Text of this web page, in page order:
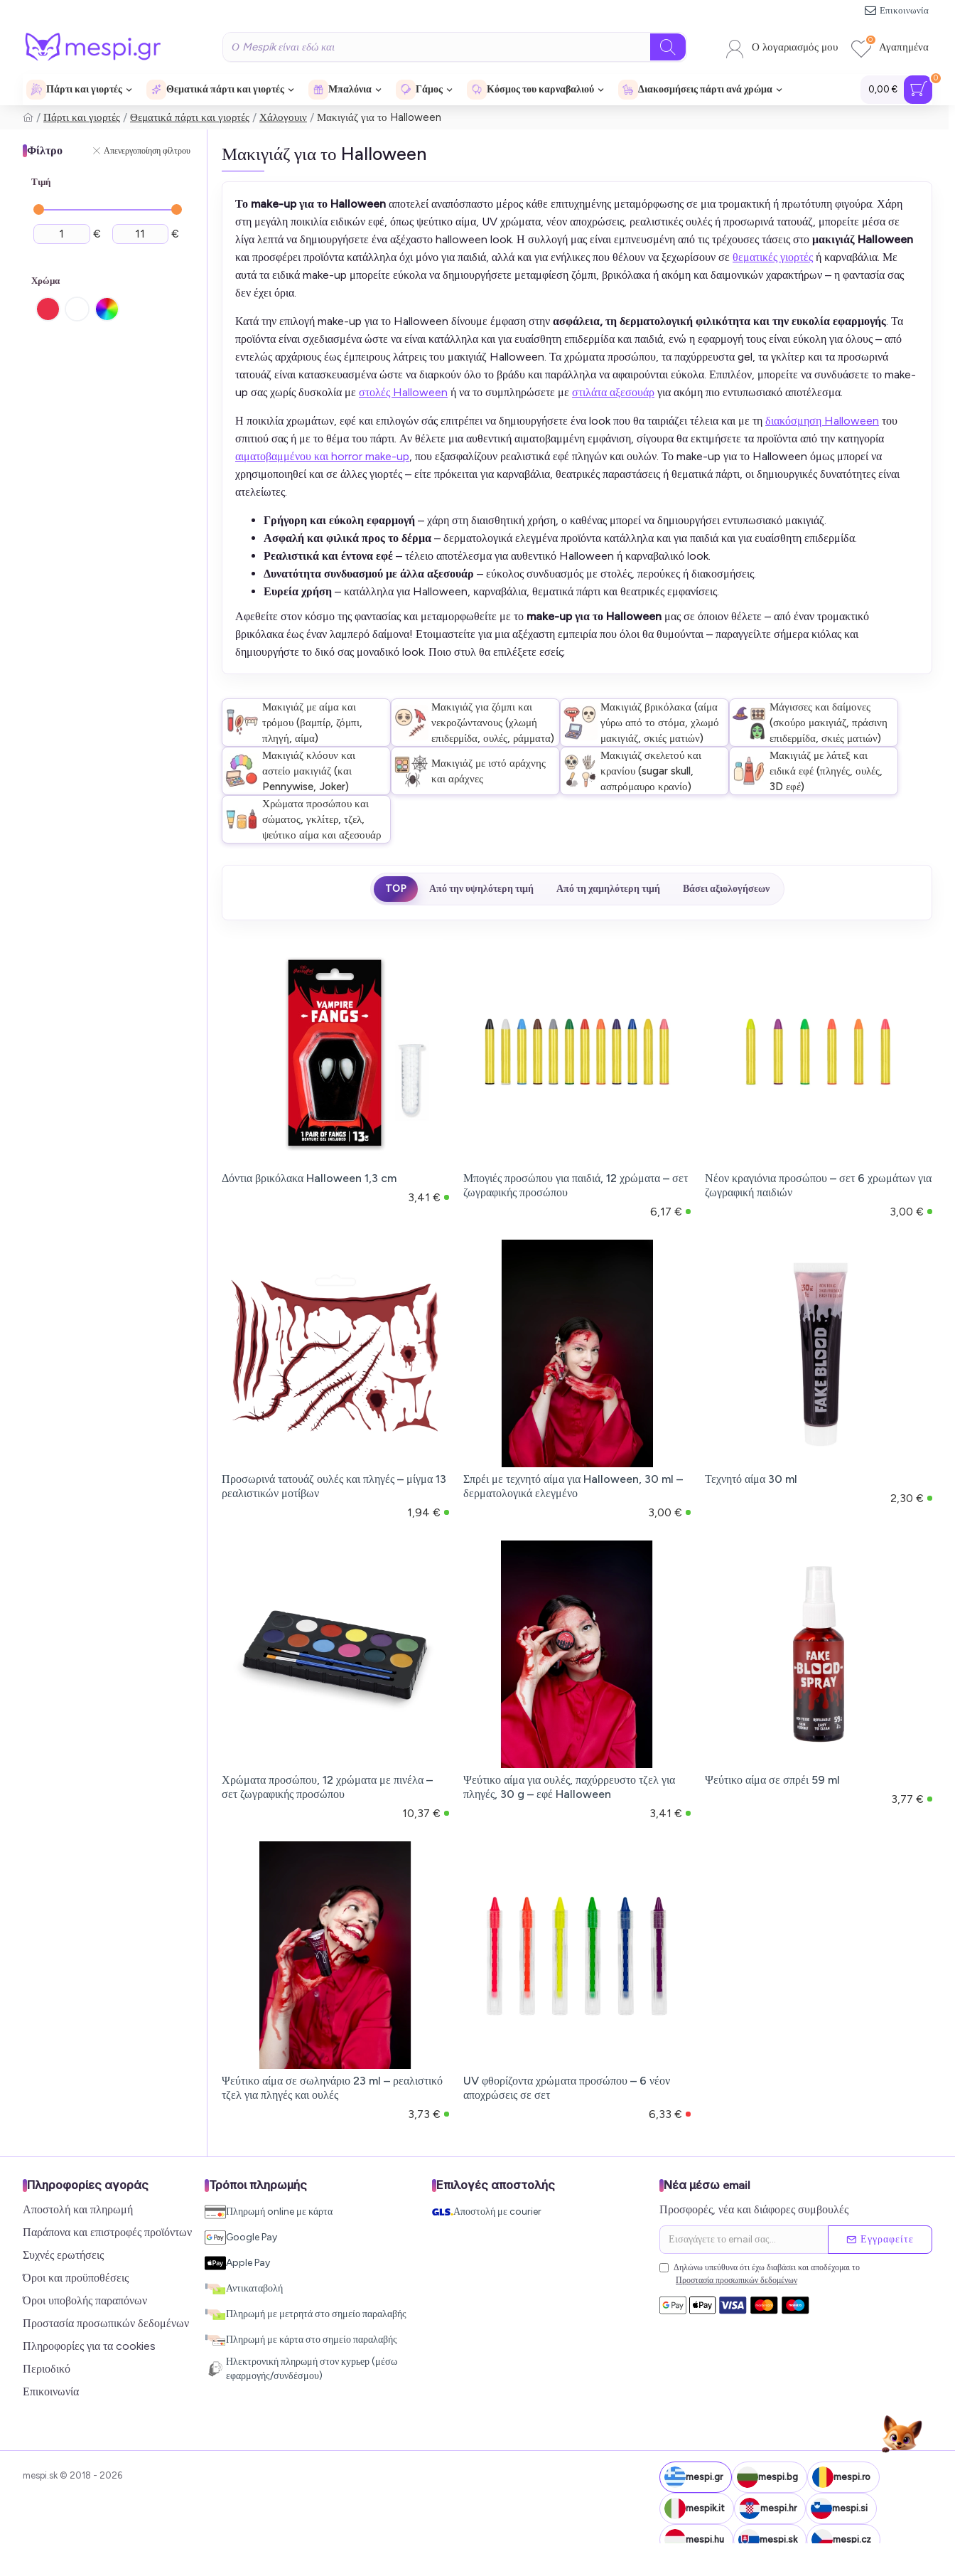
Επικοινωνία
Ο λογαριασμός μου Αγαπημένα
0
Πάρτι και γιορτές Θεματικά πάρτι και γιορτές Μπαλόνια Γάμος Κόσμος του καρναβαλιού Διακοσμήσεις πάρτι ανά χρώμα 0,00 €
0
Πάρτι και γιορτές Θεματικά πάρτι και γιορτές Χάλογουιν Μακιγιάζ για το Halloween
Φίλτρο Απενεργοποίηση φίλτρου
Τιμή
€ €
Χρώμα
Μακιγιάζ για το Halloween
Το make-up για το Halloween αποτελεί αναπόσπαστο μέρος κάθε επιτυχημένης μεταμόρφωσης σε μια τρομακτική ή πρωτότυπη φιγούρα. Χάρη
στη μεγάλη ποικιλία ειδικών εφέ, όπως ψεύτικο αίμα, UV χρώματα, νέον αποχρώσεις, ρεαλιστικές ουλές ή προσωρινά τατουάζ, μπορείτε μέσα σε
λίγα λεπτά να δημιουργήσετε ένα αξέχαστο halloween look. Η συλλογή μας είναι εμπνευσμένη από τις τρέχουσες τάσεις στο μακιγιάζ Halloween
και προσφέρει προϊόντα κατάλληλα όχι μόνο για παιδιά, αλλά και για ενήλικες που θέλουν να ξεχωρίσουν σε θεματικές γιορτές ή καρναβάλια. Με
αυτά τα ειδικά make-up μπορείτε εύκολα να δημιουργήσετε μεταμφίεση ζόμπι, βρικόλακα ή ακόμη και δαιμονικών χαρακτήρων – η φαντασία σας
δεν έχει όρια.
Κατά την επιλογή make-up για το Halloween δίνουμε έμφαση στην ασφάλεια, τη δερματολογική φιλικότητα και την ευκολία εφαρμογής. Τα
προϊόντα είναι σχεδιασμένα ώστε να είναι κατάλληλα και για ευαίσθητη επιδερμίδα και παιδιά, ενώ η εφαρμογή τους είναι εύκολη για όλους – από
εντελώς αρχάριους έως έμπειρους λάτρεις του μακιγιάζ Halloween. Τα χρώματα προσώπου, τα παχύρρευστα gel, τα γκλίτερ και τα προσωρινά
τατουάζ είναι κατασκευασμένα ώστε να διαρκούν όλο το βράδυ και παράλληλα να αφαιρούνται εύκολα. Επιπλέον, μπορείτε να συνδυάσετε το make-
up σας χωρίς δυσκολία με στολές Halloween ή να το συμπληρώσετε με στιλάτα αξεσουάρ για ακόμη πιο εντυπωσιακό αποτέλεσμα.
Η ποικιλία χρωμάτων, εφέ και επιλογών σάς επιτρέπει να δημιουργήσετε ένα look που θα ταιριάζει τέλεια και με τη διακόσμηση Halloween του
σπιτιού σας ή με το θέμα του πάρτι. Αν θέλετε μια αυθεντική αιματοβαμμένη εμφάνιση, σίγουρα θα εκτιμήσετε τα προϊόντα από την κατηγορία
αιματοβαμμένου και horror make-up, που εξασφαλίζουν ρεαλιστικά εφέ πληγών και ουλών. Το make-up για το Halloween όμως μπορεί να
χρησιμοποιηθεί και σε άλλες γιορτές – είτε πρόκειται για καρναβάλια, θεατρικές παραστάσεις ή θεματικά πάρτι, οι δημιουργικές δυνατότητες είναι
ατελείωτες.
Γρήγορη και εύκολη εφαρμογή – χάρη στη διαισθητική χρήση, ο καθένας μπορεί να δημιουργήσει εντυπωσιακό μακιγιάζ.
Ασφαλή και φιλικά προς το δέρμα – δερματολογικά ελεγμένα προϊόντα κατάλληλα και για παιδιά και για ευαίσθητη επιδερμίδα.
Ρεαλιστικά και έντονα εφέ – τέλειο αποτέλεσμα για αυθεντικό Halloween ή καρναβαλικό look.
Δυνατότητα συνδυασμού με άλλα αξεσουάρ – εύκολος συνδυασμός με στολές, περούκες ή διακοσμήσεις.
Ευρεία χρήση – κατάλληλα για Halloween, καρναβάλια, θεματικά πάρτι και θεατρικές εμφανίσεις.
Αφεθείτε στον κόσμο της φαντασίας και μεταμορφωθείτε με το make-up για το Halloween μας σε όποιον θέλετε – από έναν τρομακτικό
βρικόλακα έως έναν λαμπερό δαίμονα! Ετοιμαστείτε για μια αξέχαστη εμπειρία που όλοι θα θυμούνται – παραγγείλτε σήμερα κιόλας και
δημιουργήστε το δικό σας μοναδικό look. Ποιο στυλ θα επιλέξετε εσείς;
Μακιγιάζ με αίμα και
τρόμου (βαμπίρ, ζόμπι,
πληγή, αίμα)
Μακιγιάζ για ζόμπι και
νεκροζώντανους (χλωμή
επιδερμίδα, ουλές, ράμματα)
Μακιγιάζ βρικόλακα (αίμα
γύρω από το στόμα, χλωμό
μακιγιάζ, σκιές ματιών)
Μάγισσες και δαίμονες
(σκούρο μακιγιάζ, πράσινη
επιδερμίδα, σκιές ματιών)
Μακιγιάζ κλόουν και
αστείο μακιγιάζ (και
Pennywise, Joker)
Μακιγιάζ με ιστό αράχνης
και αράχνες
Μακιγιάζ σκελετού και
κρανίου (sugar skull,
ασπρόμαυρο κρανίο)
Μακιγιάζ με λάτεξ και
ειδικά εφέ (πληγές, ουλές,
3D εφέ)
Χρώματα προσώπου και
σώματος, γκλίτερ, τζελ,
ψεύτικο αίμα και αξεσουάρ
TOP Από την υψηλότερη τιμή Από τη χαμηλότερη τιμή Βάσει αξιολογήσεων
Δόντια βρικόλακα Halloween 1,3 cm
3,41 €
Μπογιές προσώπου για παιδιά, 12 χρώματα – σετ
ζωγραφικής προσώπου
6,17 €
Νέον κραγιόνια προσώπου – σετ 6 χρωμάτων για
ζωγραφική παιδιών
3,00 €
Προσωρινά τατουάζ ουλές και πληγές – μίγμα 13
ρεαλιστικών μοτίβων
1,94 €
Σπρέι με τεχνητό αίμα για Halloween, 30 ml –
δερματολογικά ελεγμένο
3,00 €
Τεχνητό αίμα 30 ml
2,30 €
Χρώματα προσώπου, 12 χρώματα με πινέλα –
σετ ζωγραφικής προσώπου
10,37 €
Ψεύτικο αίμα για ουλές, παχύρρευστο τζελ για
πληγές, 30 g – εφέ Halloween
3,41 €
Ψεύτικο αίμα σε σπρέι 59 ml
3,77 €
Ψεύτικο αίμα σε σωληνάριο 23 ml – ρεαλιστικό
τζελ για πληγές και ουλές
3,73 €
UV φθορίζοντα χρώματα προσώπου – 6 νέον
αποχρώσεις σε σετ
6,33 €
Πληροφορίες αγοράς
Αποστολή και πληρωμή
Παράπονα και επιστροφές προϊόντων
Συχνές ερωτήσεις
Όροι και προϋποθέσεις
Όροι υποβολής παραπόνων
Προστασία προσωπικών δεδομένων
Πληροφορίες για τα cookies
Περιοδικό
Επικοινωνία
Τρόποι πληρωμής
Πληρωμή online με κάρτα
Google Pay
Apple Pay
Αντικαταβολή
Πληρωμή με μετρητά στο σημείο παραλαβής
Πληρωμή με κάρτα στο σημείο παραλαβής
Ηλεκτρονική πληρωμή στον курьер (μέσω
εφαρμογής/συνδέσμου)
Επιλογές αποστολής
Αποστολή με courier
Νέα μέσω email
Προσφορές, νέα και διάφορες συμβουλές
Εγγραφείτε
Δηλώνω υπεύθυνα ότι έχω διαβάσει και αποδέχομαι το
Προστασία προσωπικών δεδομένων
mespi.sk © 2018 - 2026 mespi.gr mespi.bg mespi.ro
mespik.it mespi.hr mespi.si
mespi.hu mespi.sk mespi.cz